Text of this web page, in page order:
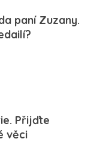
paní Zuzany.
Přijďte
věci